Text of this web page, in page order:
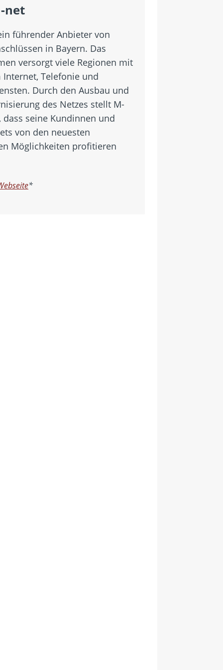
net
führender Anbieter von
in Bayern. Das
versorgt viele Regionen mit
Internet, Telefonie und
Durch den Ausbau und
des Netzes stellt M-
dass seine Kundinnen und
von den neuesten
Möglichkeiten profitieren
*